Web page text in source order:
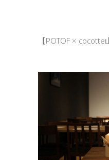
【POTOF × cocotte